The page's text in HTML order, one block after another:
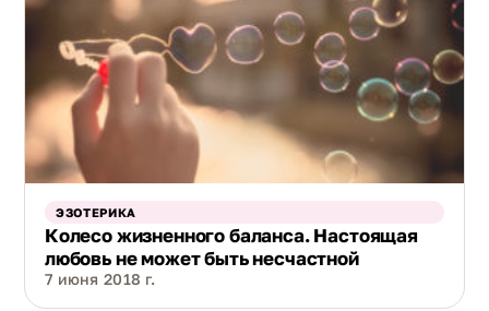
ЭЗОТЕРИКА
Колесо жизненного баланса. Настоящая
любовь не может быть несчастной
7 июня 2018 г.